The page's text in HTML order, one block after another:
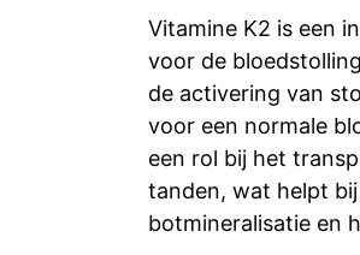
Vitamine K2 is een
voor de
de activering van
voor een normale
een rol bij het
tanden, wat helpt
botmineralisatie en